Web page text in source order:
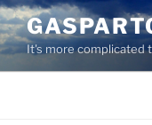
Salta
al
contenuto
It's more complicated